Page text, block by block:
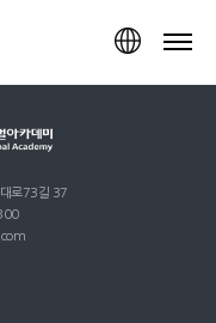
TOP
로73길 37